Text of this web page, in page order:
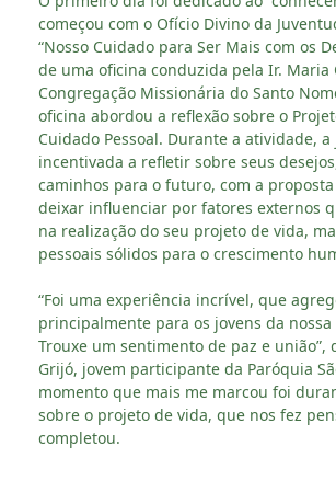
começou com o Ofício Divino da
“Nosso Cuidado para Ser Mais com os
de uma oficina conduzida pela Ir. Maria
Congregação Missionária do Santo
oficina abordou a reflexão sobre o
Cuidado Pessoal. Durante a atividade,
incentivada a refletir sobre seus
caminhos para o futuro, com a
deixar influenciar por fatores externos
na realização do seu projeto de vida,
pessoais sólidos para o crescimento
“Foi uma experiência incrível, que
principalmente para os jovens da
Trouxe um sentimento de paz e união”,
Grijó, jovem participante da Paróquia
momento que mais me marcou foi
sobre o projeto de vida, que nos fez
completou.